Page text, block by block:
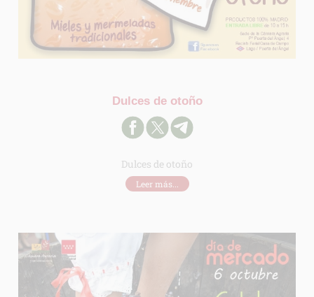
Dulces de otoño
Dulces de otoño
Leer más...